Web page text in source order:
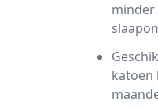
minder
katoen